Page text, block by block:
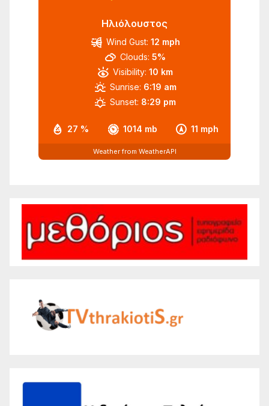
Ηλιόλουστος
27 % 1014 mb 11 mph
Wind Gust: 12 mph
Clouds: 5%
Visibility: 10 km
Sunrise: 6:19 am
Sunset: 8:29 pm
Weather from WeatherAPI